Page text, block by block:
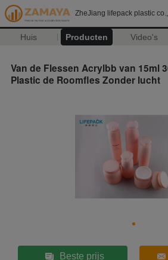
ZheJiang lifepack plastic
Huis Producten Video's
Van de Flessen Acrylbb van 15ml
Plastic de Roomfles Zonder lucht
Beste prijs